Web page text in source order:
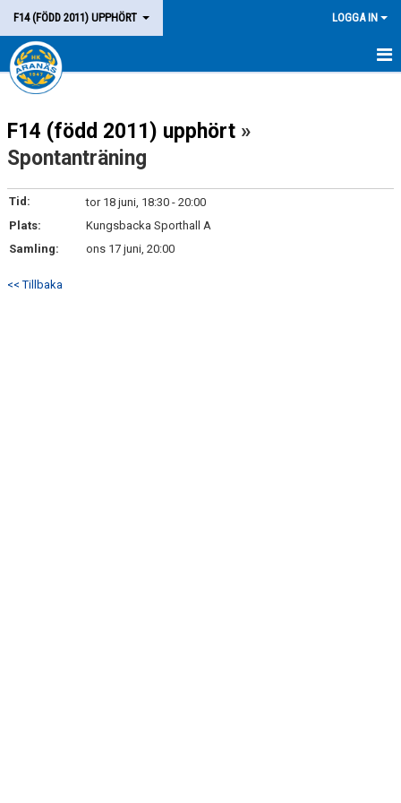
F14 (FÖDD 2011) UPPHÖRT LOGGA IN
HEM
LAGET
KALENDER
MATCHER
KONTAKT
F14 (född 2011) upphört »
Spontanträning
Tid:
tor 18 juni, 18:30 - 20:00
Plats:
Kungsbacka Sporthall A
Samling:
ons 17 juni, 20:00
<< Tillbaka